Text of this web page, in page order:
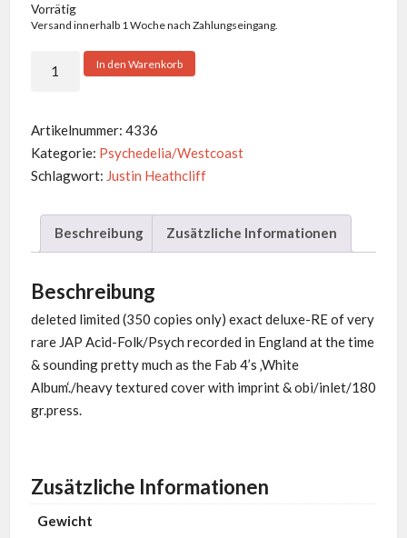
Vorrätig
Versand innerhalb 1 Woche nach Zahlungseingang.
Same
Menge
In den Warenkorb
Artikelnummer: 4336
Kategorie: Psychedelia/Westcoast
Schlagwort: Justin Heathcliff
Beschreibung Zusätzliche Informationen
Beschreibung
deleted limited (350 copies only) exact deluxe-RE of very
rare JAP Acid-Folk/Psych recorded in England at the time
& sounding pretty much as the Fab 4’s ‚White
Album‘./heavy textured cover with imprint & obi/inlet/180
gr.press.
Zusätzliche Informationen
Gewicht